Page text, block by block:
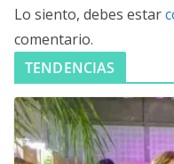
Lo siento, debes estar
comentario.
TENDENCIAS